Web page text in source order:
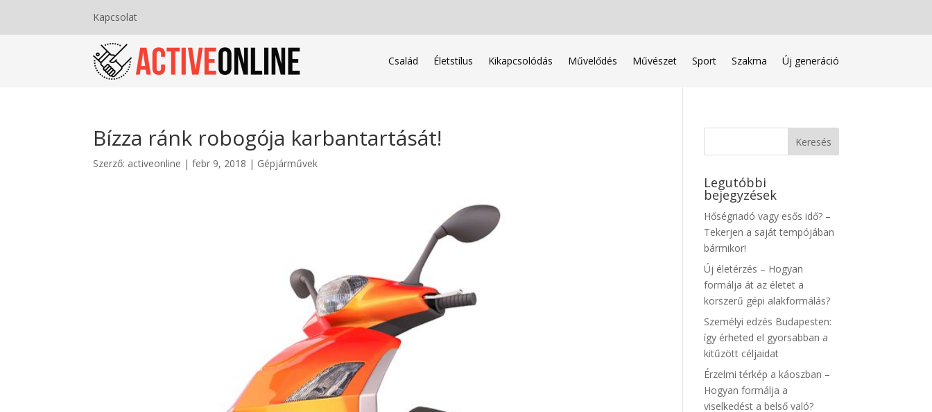
Kapcsolat
Család Életstílus Kikapcsolódás Művelődés Művészet Sport Szakma Új generáció
Bízza ránk robogója karbantartását!
Szerző: activeonline |febr 9, 2018 | Gépjárművek
Legutóbbi
bejegyzések
Hőségriadó vagy esős idő? –
Tekerjen a saját tempójában
bármikor!
Új életérzés – Hogyan
formálja át az életet a
korszerű gépi alakformálás?
Személyi edzés Budapesten:
így érheted el gyorsabban a
kitűzött céljaidat
Érzelmi térkép a káoszban –
Hogyan formálja a
viselkedést a belső való?